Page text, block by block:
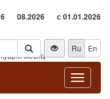
08.2026 с 01.01.2026
месяц
Ru En
Toggle